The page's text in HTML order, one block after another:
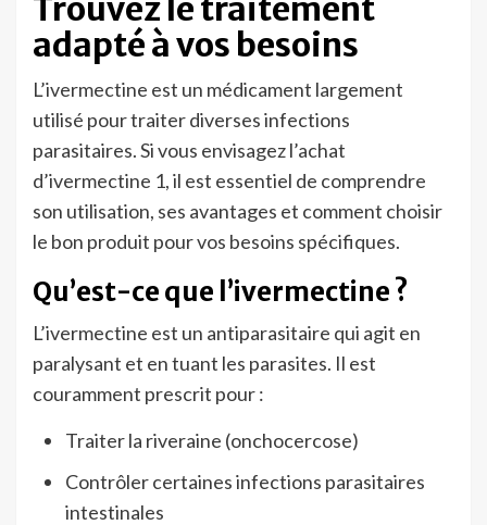
Trouvez le traitement
adapté à vos besoins
L’ivermectine est un médicament largement
utilisé pour traiter diverses infections
parasitaires. Si vous envisagez l’achat
d’ivermectine 1, il est essentiel de comprendre
son utilisation, ses avantages et comment choisir
le bon produit pour vos besoins spécifiques.
Qu’est-ce que l’ivermectine ?
L’ivermectine est un antiparasitaire qui agit en
paralysant et en tuant les parasites. Il est
couramment prescrit pour :
Traiter la riveraine (onchocercose)
Contrôler certaines infections parasitaires
intestinales